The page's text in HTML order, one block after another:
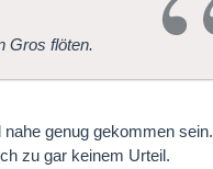
Gros flöten.
genug gekommen sein.
zu gar keinem Urteil.